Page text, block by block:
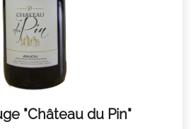
"Château du Pin"